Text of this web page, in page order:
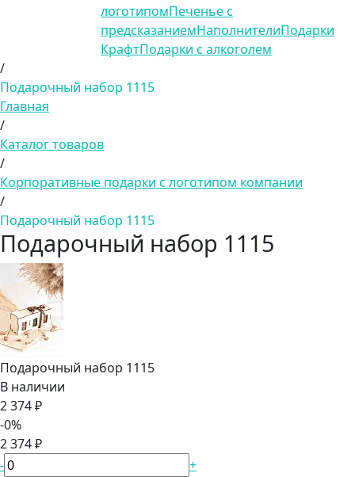
логотипомПеченье с
предсказаниемНаполнителиПодарки
КрафтПодарки с алкоголем
/
Подарочный набор 1115
Главная
/
Каталог товаров
/
Корпоративные подарки с логотипом компании
/
Подарочный набор 1115
Подарочный набор 1115
Подарочный набор 1115
В наличии
2 374 ₽
-0%
2 374 ₽
-
+